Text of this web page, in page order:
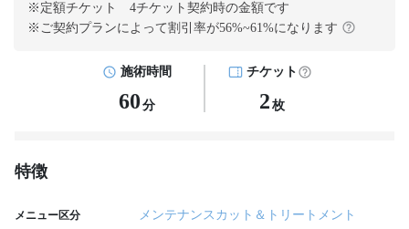
※定額チケット 4チケット契約時の金額です
※ご契約プランによって割引率が56%~61%になります
施術時間
60 分
チケット
2 枚
特徴
メニュー区分 メンテナンスカット＆トリートメント